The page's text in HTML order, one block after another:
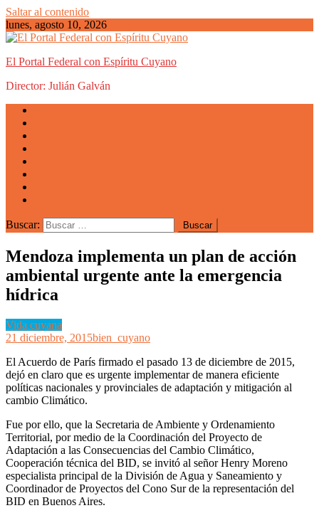
Saltar al contenido
lunes, agosto 10, 2026
El Portal Federal con Espíritu Cuyano
Director: Julián Galván
Buscar:
Mendoza implementa un plan de acción
ambiental urgente ante la emergencia
hídrica
Vida cuyana
21 diciembre, 2015bien_cuyano
El Acuerdo de París firmado el pasado 13 de diciembre de 2015,
dejó en claro que es urgente implementar de manera eficiente
políticas nacionales y provinciales de adaptación y mitigación al
cambio Climático.
Fue por ello, que la Secretaria de Ambiente y Ordenamiento
Territorial, por medio de la Coordinación del Proyecto de
Adaptación a las Consecuencias del Cambio Climático,
Cooperación técnica del BID, se invitó al señor Henry Moreno
especialista principal de la División de Agua y Saneamiento y
Coordinador de Proyectos del Cono Sur de la representación del
BID en Buenos Aires.